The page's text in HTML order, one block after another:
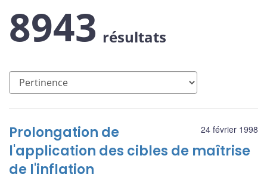
8943 résultats
24 février 1998
Prolongation de
l'application des cibles de maîtrise
de l'inflation